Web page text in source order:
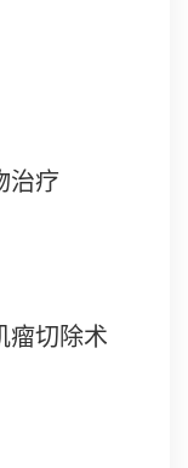
治疗
瘤切除术